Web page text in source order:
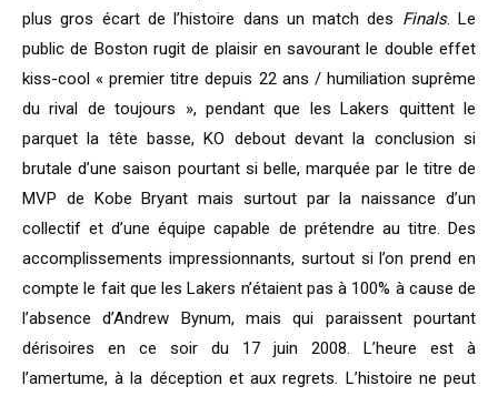
plus gros écart de l’histoire dans un match des Finals. Le
public de Boston rugit de plaisir en savourant le double effet
kiss-cool « premier titre depuis 22 ans / humiliation suprême
du rival de toujours », pendant que les Lakers quittent le
parquet la tête basse, KO debout devant la conclusion si
brutale d’une saison pourtant si belle, marquée par le titre de
MVP de Kobe Bryant mais surtout par la naissance d’un
collectif et d’une équipe capable de prétendre au titre. Des
accomplissements impressionnants, surtout si l’on prend en
compte le fait que les Lakers n’étaient pas à 100% à cause de
l’absence d’Andrew Bynum, mais qui paraissent pourtant
dérisoires en ce soir du 17 juin 2008. L’heure est à
l’amertume, à la déception et aux regrets. L’histoire ne peut